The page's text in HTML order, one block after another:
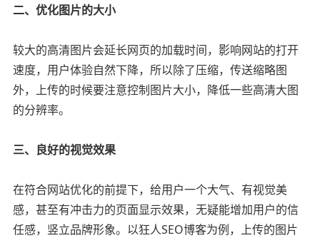
二、优化图片的大小
较大的高清图片会延长网页的加载时间，影响网站的打开
速度，用户体验自然下降，所以除了压缩，传送缩略图
外，上传的时候要注意控制图片大小，降低一些高清大图
的分辨率。
三、良好的视觉效果
在符合网站优化的前提下，给用户一个大气、有视觉美
感，甚至有冲击力的页面显示效果，无疑能增加用户的信
任感，竖立品牌形象。以狂人SEO博客为例，上传的图片